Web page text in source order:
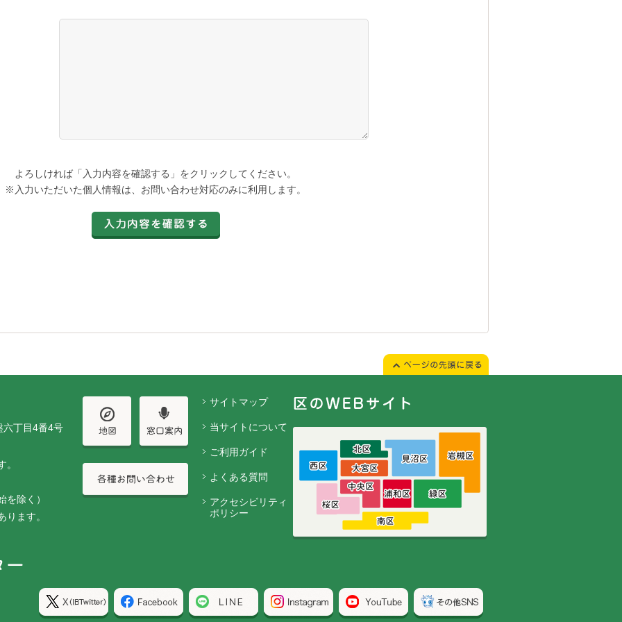
よろしければ「入力内容を確認する」をクリックしてください。
※入力いただいた個人情報は、お問い合わせ対応のみに利用します。
六丁目4番4号
除く）
ます。
サイトマップ
当サイトについて
ご利用ガイド
よくある質問
アクセシビリティ
ポリシー